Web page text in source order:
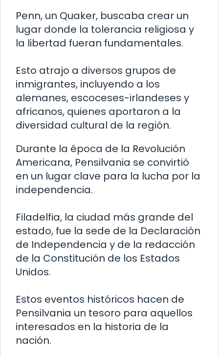
Penn, un Quaker, buscaba crear un
lugar donde la tolerancia religiosa y
la libertad fueran fundamentales.
Esto atrajo a diversos grupos de
inmigrantes, incluyendo a los
alemanes, escoceses-irlandeses y
africanos, quienes aportaron a la
diversidad cultural de la región.
Durante la época de la Revolución
Americana, Pensilvania se convirtió
en un lugar clave para la lucha por la
independencia.
Filadelfia, la ciudad más grande del
estado, fue la sede de la Declaración
de Independencia y de la redacción
de la Constitución de los Estados
Unidos.
Estos eventos históricos hacen de
Pensilvania un tesoro para aquellos
interesados en la historia de la
nación.